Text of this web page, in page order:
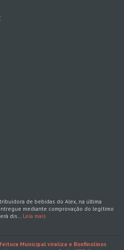
de bebidas do Alex, na última
mediante comprovação do legítimo
dis…
Leia mais
Municipal viraliza e Bonfinolinos